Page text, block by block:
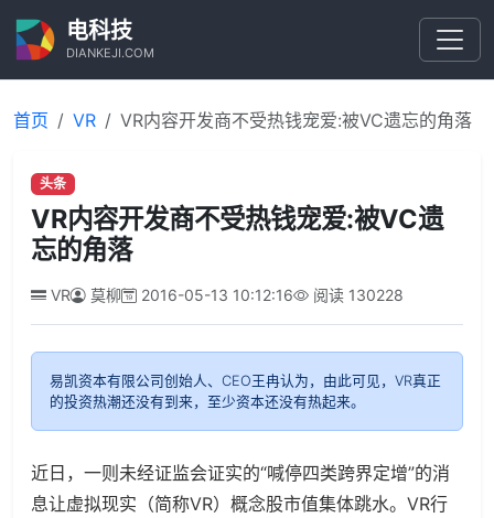
电科技
DIANKEJI.COM
首页 VR VR内容开发商不受热钱宠爱:被VC遗忘的角落
头条
VR内容开发商不受热钱宠爱:被VC遗
忘的角落
VR 莫柳 2016-05-13 10:12:16 阅读 130228
易凯资本有限公司创始人、CEO王冉认为，由此可见，VR真正
的投资热潮还没有到来，至少资本还没有热起来。
近日，一则未经证监会证实的“喊停四类跨界定增”的消
息让虚拟现实（简称VR）概念股市值集体跳水。VR行